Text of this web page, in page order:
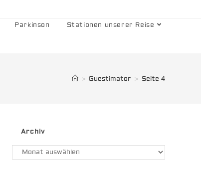
Parkinson Stationen unserer Reise
> Guestimator > Seite 4
Archiv
Archiv